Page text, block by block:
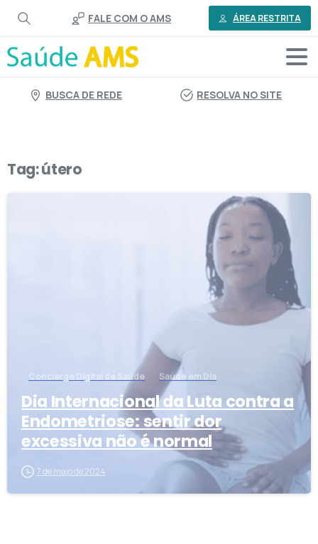
conteúdo
FALE COM O AMS ÁREA RESTRITA
BUSCA DE REDE RESOLVA NO SITE
Tag:útero
Concierge Digital de Saúde Saúde em Dia
Dia Internacional da Luta contra a
Endometriose: sentir dor
excessiva não é normal
7 de maio de 2024